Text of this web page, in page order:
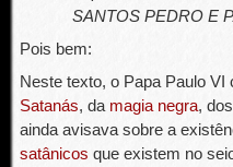
SANTOS PEDRO E
Pois bem:
Neste texto, o Papa Paulo
Satanás, da magia negra, dos
ainda avisava sobre a
satânicos que existem no